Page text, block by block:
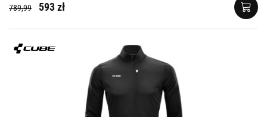
789,99 593 zł